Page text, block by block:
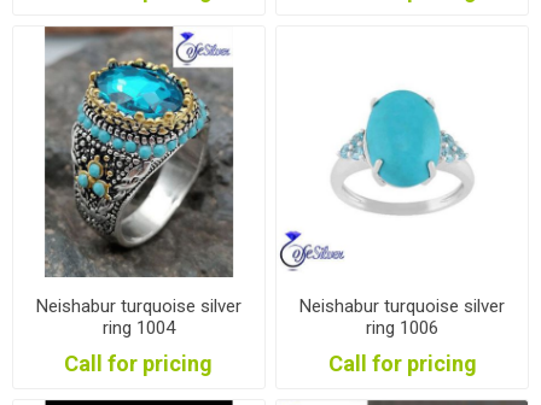
Neishabur turquoise silver
ring 1004
Call for pricing
Neishabur turquoise silver
ring 1006
Call for pricing